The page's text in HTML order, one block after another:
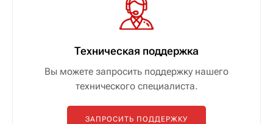
Техническая поддержка
Вы можете запросить поддержку нашего
технического специалиста.
ЗАПРОСИТЬ ПОДДЕРЖКУ